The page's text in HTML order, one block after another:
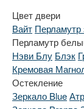
Цвет двери
Вайт Перламутр
Перламутр
Нэви Блу Блэк
Кремовая
Остекление
Зеркало Blue